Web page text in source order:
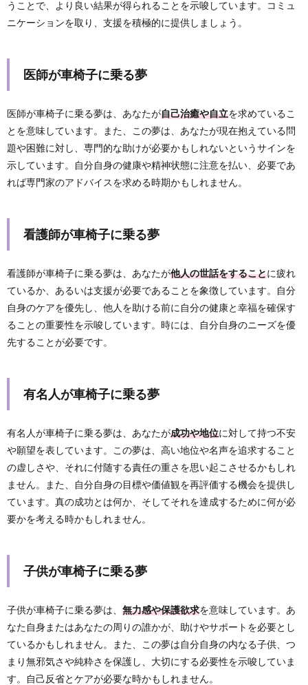
うことで、より良い結果が得られることを示唆しています。コミュ
ニケーションを取り、支援を積極的に提供しましょう。
医師が車椅子に乗る夢
医師が車椅子に乗る夢は、あなたが自己治癒や自立を求めているこ
とを意味しています。また、この夢は、あなたが現在抱えている問
題や困難に対し、専門的な助けが必要かもしれないというサインを
示しています。自分自身の健康や精神状態に注意を払い、必要であ
れば専門家のアドバイスを求める時期かもしれません。
看護師が車椅子に乗る夢
看護師が車椅子に乗る夢は、あなたが他人の世話をすることに疲れ
ているか、あるいは支援が必要であることを象徴しています。自分
自身のケアを優先し、他人を助ける前に自分の健康と幸福を確保す
ることの重要性を示唆しています。時には、自分自身のニーズを優
先することが必要です。
有名人が車椅子に乗る夢
有名人が車椅子に乗る夢は、あなたが成功や地位に対して持つ不安
や願望を表しています。この夢は、高い地位や名声を追求すること
の虚しさや、それに付随する責任の重さを思い起こさせるかもしれ
ません。また、自分自身の目標や価値観を再評価する機会を提供し
ています。真の成功とは何か、そしてそれを達成するために何が必
要かを考える時かもしれません。
子供が車椅子に乗る夢
子供が車椅子に乗る夢は、 無力感や保護欲求を意味しています。あ
なた自身またはあなたの周りの誰かが、助けやサポートを必要とし
ているかもしれません。また、この夢は自分自身の内なる子供、つ
まり無邪気さや純粋さを保護し、大切にする必要性を示唆していま
す。自己反省とケアが必要な時かもしれません。